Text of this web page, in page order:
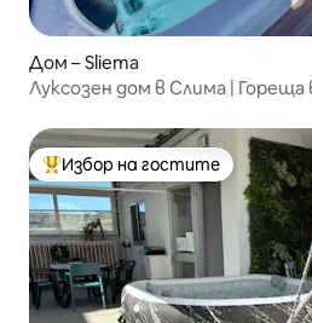
Дом – Sliema
Луксозен дом в Слима | Гореща
Най-популярен избор на
Избор на гостите